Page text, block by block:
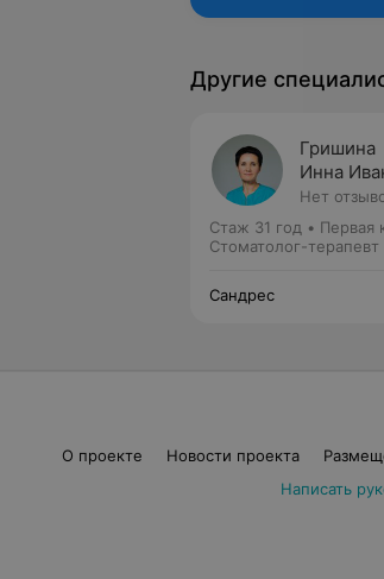
Другие
Гришина
Инна
Нет
Стаж 31 год • Первая
Стоматолог-терапевт
Сандрес
О проекте Новости проекта
Написать